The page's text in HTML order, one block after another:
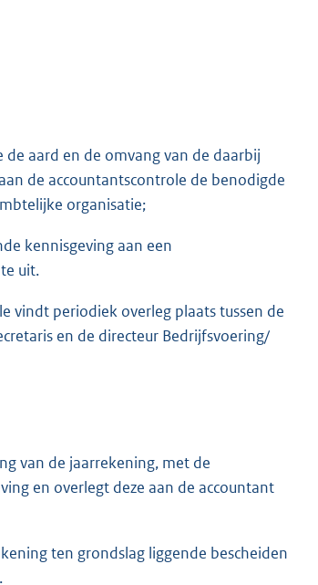
aard en de omvang van de daarbij
de accountantscontrole de benodigde
organisatie;
kennisgeving aan een
uit.
vindt periodiek overleg plaats tussen de
en de directeur Bedrijfsvoering/
van de jaarrekening, met de
en overlegt deze aan de accountant
ten grondslag liggende bescheiden